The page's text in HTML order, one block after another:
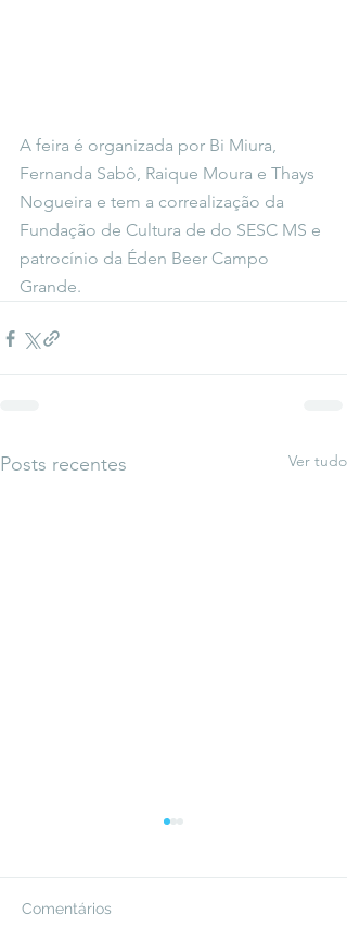
A feira é organizada por Bi Miura,
Fernanda Sabô, Raique Moura e Thays
Nogueira e tem a correalização da
Fundação de Cultura de do SESC MS e
patrocínio da Éden Beer Campo
Grande.
Posts recentes Ver tudo
Comentários